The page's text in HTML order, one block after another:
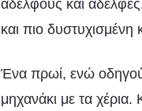
αδελφούς και
και πιο δυστυχισμένη
Ένα πρωί, ενώ
μηχανάκι με τα